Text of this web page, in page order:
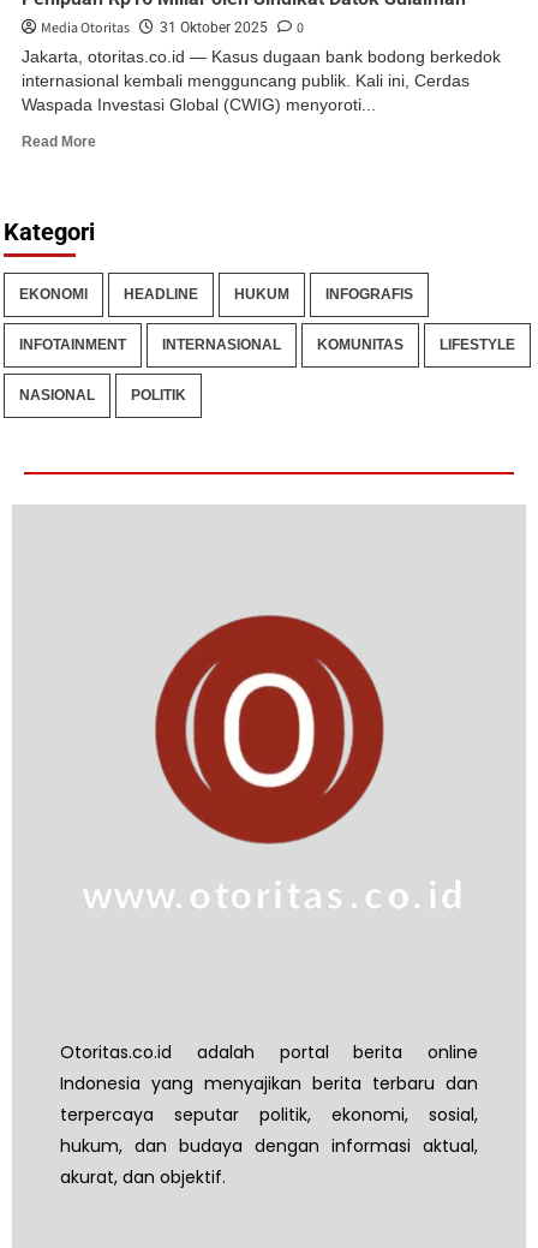
Media Otoritas 31 Oktober 2025 0
Jakarta, otoritas.co.id — Kasus dugaan bank bodong berkedok
internasional kembali mengguncang publik. Kali ini, Cerdas
Waspada Investasi Global (CWIG) menyoroti...
Read More
Kategori
EKONOMI HEADLINE HUKUM INFOGRAFIS
INFOTAINMENT INTERNASIONAL KOMUNITAS LIFESTYLE
NASIONAL POLITIK
Otoritas.co.id adalah portal berita online
Indonesia yang menyajikan berita terbaru dan
terpercaya seputar politik, ekonomi, sosial,
hukum, dan budaya dengan informasi aktual,
akurat, dan objektif.